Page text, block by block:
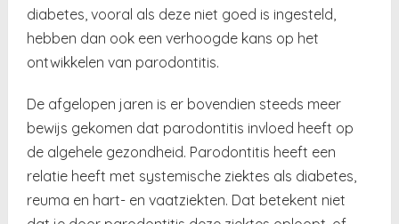
diabetes, vooral als deze niet goed is ingesteld,
hebben dan ook een verhoogde kans op het
ontwikkelen van parodontitis.
De afgelopen jaren is er bovendien steeds meer
bewijs gekomen dat parodontitis invloed heeft op
de algehele gezondheid. Parodontitis heeft een
relatie heeft met systemische ziektes als diabetes,
reuma en hart- en vaatziekten. Dat betekent niet